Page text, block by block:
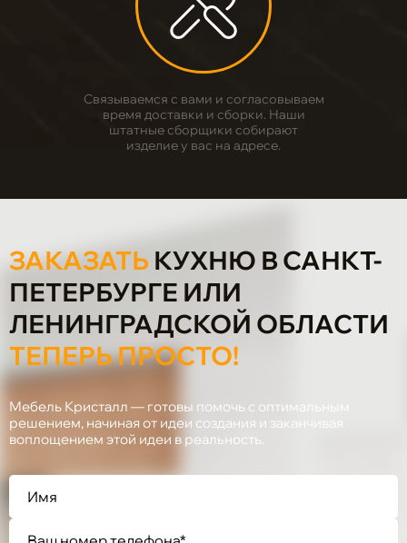
4
Связываемся с вами и согласовываем
время доставки и сборки. Наши
штатные сборщики собирают
изделие у вас на адресе.
ЗАКАЗАТЬ КУХНЮ В САНКТ-
ПЕТЕРБУРГЕ ИЛИ
ЛЕНИНГРАДСКОЙ ОБЛАСТИ
ТЕПЕРЬ ПРОСТО!
Мебель Кристалл — готовы помочь с оптимальным
решением, начиная от идеи создания и заканчивая
воплощением этой идеи в реальность.